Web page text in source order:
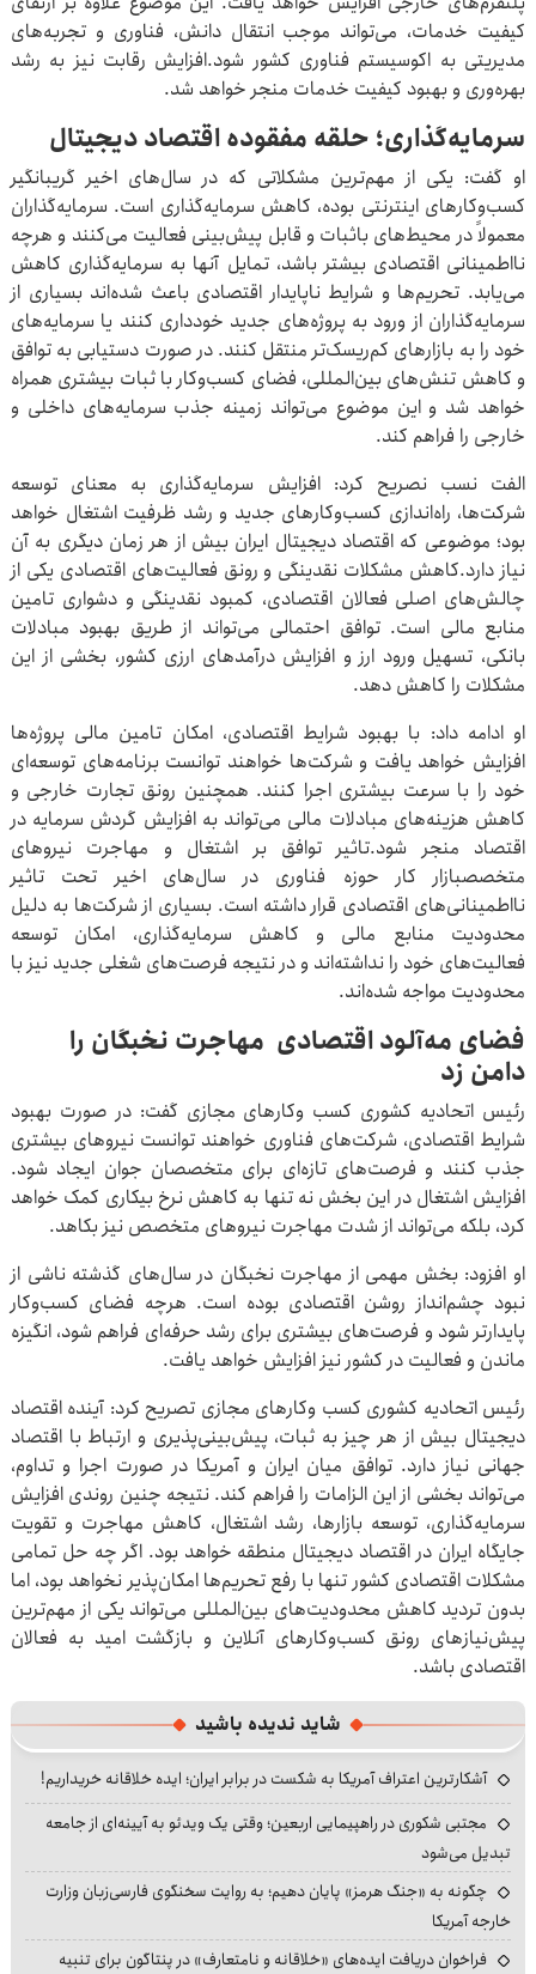
کیفیت خدمات، می‌تواند موجب انتقال دانش، فناوری و تجربه‌های
مدیریتی به اکوسیستم فناوری کشور شود.افزایش رقابت نیز به رشد
بهره‌وری و بهبود کیفیت خدمات منجر خواهد شد.
سرمایه‌گذاری؛ حلقه مفقوده اقتصاد دیجیتال
او گفت: یکی از مهم‌ترین مشکلاتی که در سال‌های اخیر گریبانگیر
کسب‌وکارهای اینترنتی بوده، کاهش سرمایه‌گذاری است. سرمایه‌گذاران
معمولاً در محیط‌های باثبات و قابل پیش‌بینی فعالیت می‌کنند و هرچه
نااطمینانی اقتصادی بیشتر باشد، تمایل آنها به سرمایه‌گذاری کاهش
می‌یابد. تحریم‌ها و شرایط ناپایدار اقتصادی باعث شده‌اند بسیاری از
سرمایه‌گذاران از ورود به پروژه‌های جدید خودداری کنند یا سرمایه‌های
خود را به بازارهای کم‌ریسک‌تر منتقل کنند. در صورت دستیابی به توافق
و کاهش تنش‌های بین‌المللی، فضای کسب‌وکار با ثبات بیشتری همراه
خواهد شد و این موضوع می‌تواند زمینه جذب سرمایه‌های داخلی و
خارجی را فراهم کند.
الفت نسب نصریح کرد: افزایش سرمایه‌گذاری به معنای توسعه
شرکت‌ها، راه‌اندازی کسب‌وکارهای جدید و رشد ظرفیت اشتغال خواهد
بود؛ موضوعی که اقتصاد دیجیتال ایران بیش از هر زمان دیگری به آن
نیاز دارد.کاهش مشکلات نقدینگی و رونق فعالیت‌های اقتصادی یکی از
چالش‌های اصلی فعالان اقتصادی، کمبود نقدینگی و دشواری تامین
منابع مالی است. توافق احتمالی می‌تواند از طریق بهبود مبادلات
بانکی، تسهیل ورود ارز و افزایش درآمدهای ارزی کشور، بخشی از این
مشکلات را کاهش دهد.
او ادامه داد: با بهبود شرایط اقتصادی، امکان تامین مالی پروژه‌ها
افزایش خواهد یافت و شرکت‌ها خواهند توانست برنامه‌های توسعه‌ای
خود را با سرعت بیشتری اجرا کنند. همچنین رونق تجارت خارجی و
کاهش هزینه‌های مبادلات مالی می‌تواند به افزایش گردش سرمایه در
اقتصاد منجر شود.تاثیر توافق بر اشتغال و مهاجرت نیروهای
متخصصبازار کار حوزه فناوری در سال‌های اخیر تحت تاثیر
نااطمینانی‌های اقتصادی قرار داشته است. بسیاری از شرکت‌ها به دلیل
محدودیت منابع مالی و کاهش سرمایه‌گذاری، امکان توسعه
فعالیت‌های خود را نداشته‌اند و در نتیجه فرصت‌های شغلی جدید نیز با
محدودیت مواجه شده‌اند.
فضای مه‌آلود اقتصادی مهاجرت نخبگان را
دامن زد
رئیس اتحادیه کشوری کسب وکارهای مجازی گفت: در صورت بهبود
شرایط اقتصادی، شرکت‌های فناوری خواهند توانست نیروهای بیشتری
جذب کنند و فرصت‌های تازه‌ای برای متخصصان جوان ایجاد شود.
افزایش اشتغال در این بخش نه تنها به کاهش نرخ بیکاری کمک خواهد
کرد، بلکه می‌تواند از شدت مهاجرت نیروهای متخصص نیز بکاهد.
او افزود: بخش مهمی از مهاجرت نخبگان در سال‌های گذشته ناشی از
نبود چشم‌انداز روشن اقتصادی بوده است. هرچه فضای کسب‌وکار
پایدارتر شود و فرصت‌های بیشتری برای رشد حرفه‌ای فراهم شود، انگیزه
ماندن و فعالیت در کشور نیز افزایش خواهد یافت.
رئیس اتحادیه کشوری کسب وکارهای مجازی تصریح کرد: آینده اقتصاد
دیجیتال بیش از هر چیز به ثبات، پیش‌بینی‌پذیری و ارتباط با اقتصاد
جهانی نیاز دارد. توافق میان ایران و آمریکا در صورت اجرا و تداوم،
می‌تواند بخشی از این الزامات را فراهم کند. نتیجه چنین روندی افزایش
سرمایه‌گذاری، توسعه بازارها، رشد اشتغال، کاهش مهاجرت و تقویت
جایگاه ایران در اقتصاد دیجیتال منطقه خواهد بود. اگر چه حل تمامی
مشکلات اقتصادی کشور تنها با رفع تحریم‌ها امکان‌پذیر نخواهد بود، اما
بدون تردید کاهش محدودیت‌های بین‌المللی می‌تواند یکی از مهم‌ترین
پیش‌نیازهای رونق کسب‌وکارهای آنلاین و بازگشت امید به فعالان
اقتصادی باشد.
شاید ندیده باشید
آشکارترین اعتراف آمریکا به شکست در برابر ایران؛ ایده خلاقانه خریداریم!
مجتبی شکوری در راهپیمایی اربعین؛ وقتی یک ویدئو به آیینه‌ای از جامعه
تبدیل می‌شود
چگونه به «جنگ هرمز» پایان دهیم؛ به روایت سخنگوی فارسی‌زبان وزارت
خارجه آمریکا
فراخوان دریافت ایده‌های «خلاقانه و نامتعارف» در پنتاگون برای تنبیه